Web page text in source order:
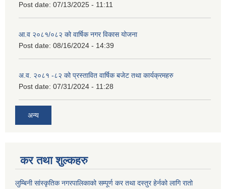
Post date: 07/13/2025 - 11:11
आ.व २०८१/०८२ को वार्षिक नगर विकास योजना
Post date: 08/16/2024 - 14:39
अ.व. २०८१ -८२ को प्रस्तावित वार्षिक बजेट तथा कार्यक्रमहरु
Post date: 07/31/2024 - 11:28
अन्य
कर तथा शुल्कहरु
लुम्बिनी सांस्कृतिक नगरपालिकाको सम्पूर्ण कर तथा दस्तुर हेर्नको लागि रातो